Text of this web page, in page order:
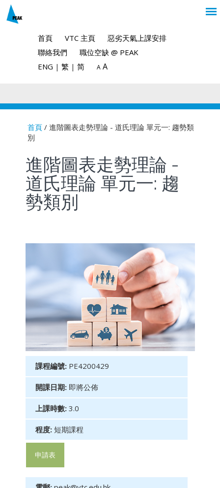
首頁 VTC 主頁
惡劣天氣上課安排
聯絡我們
職位空缺 @ PEAK
ENG | 繁 | 简 A A
You are here
首頁/ 進階圖表走勢理論 - 道氏理論 單元一: 趨勢類
別
進階圖表走勢理論 -
道氏理論 單元一: 趨
勢類別
課程編號: PE4200429
開課日期: 即將公佈
上課時數: 3.0
程度: 短期課程
申請表